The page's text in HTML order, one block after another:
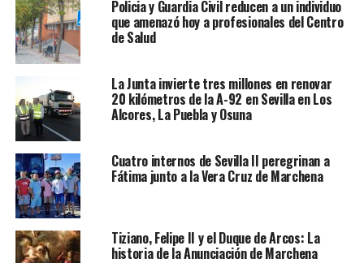
Policia y Guardia Civil reducen a un individuo
que amenazó hoy a profesionales del Centro
de Salud
La Junta invierte tres millones en renovar
20 kilómetros de la A-92 en Sevilla en Los
Alcores, La Puebla y Osuna
Cuatro internos de Sevilla II peregrinan a
Fátima junto a la Vera Cruz de Marchena
Tiziano, Felipe II y el Duque de Arcos: La
historia de la Anunciación de Marchena